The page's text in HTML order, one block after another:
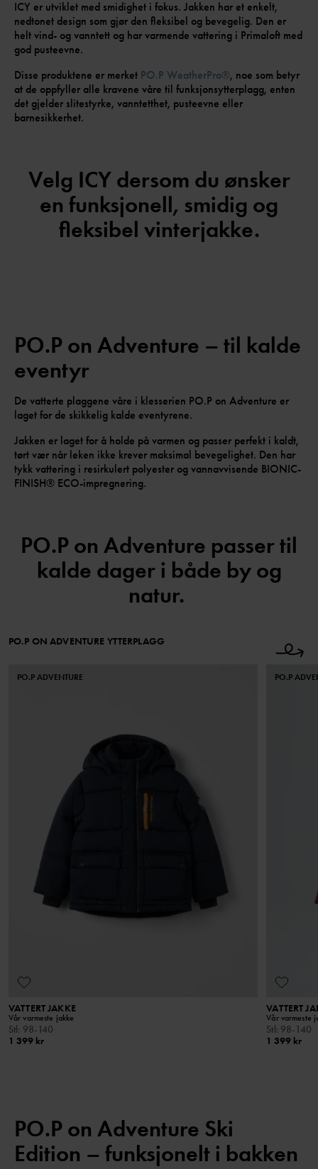
ICY er utviklet med smidighet i fokus. Jakken har et enkelt,
nedtonet design som gjør den fleksibel og bevegelig. Den er
helt vind- og vanntett og har varmende vattering i Primaloft med
god pusteevne.
Disse produktene er merket PO.P WeatherPro®, noe som betyr
at de oppfyller alle kravene våre til funksjonsytterplagg, enten
det gjelder slitestyrke, vanntetthet, pusteevne eller
barnesikkerhet.
Velg ICY dersom du ønsker
en funksjonell, smidig og
fleksibel vinterjakke.
PO.P on Adventure – til kalde
eventyr
De vatterte plaggene våre i klesserien PO.P on Adventure er
laget for de skikkelig kalde eventyrene.
Jakken er laget for å holde på varmen og passer perfekt i kaldt,
tørt vær når leken ikke krever maksimal bevegelighet. Den har
tykk vattering i resirkulert polyester og vannavvisende BIONIC-
FINISH® ECO-impregnering.
PO.P on Adventure passer til
kalde dager i både by og
natur.
PO.P ON ADVENTURE YTTERPLAGG
PO.P ADVENTURE
VATTERT JAKKE
Vår varmeste jakke
Stl: 98-140
1 399 kr
PO.P
VATTERT
Vår varmeste
Stl: 98-140
1 399 kr
PO.P on Adventure Ski
Edition – funksjonelt i bakken